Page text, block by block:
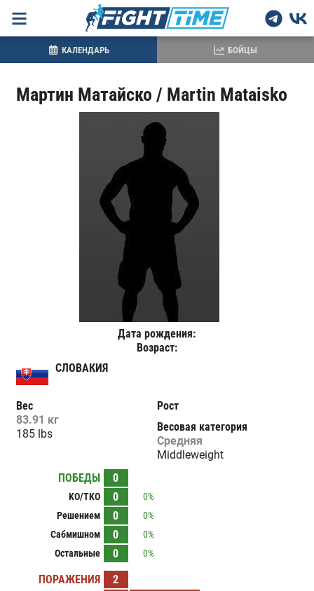
Мартин Матайско / Martin Mataisko
Дата рождения:
Возраст:
СЛОВАКИЯ
Вес
83.91 кг
185 lbs
Рост
Весовая категория
Средняя
Middleweight
ПОБЕДЫ
0
KO/TKO 0
0%
Решением
0
0%
Сабмишном
0
0%
Остальные
0 0%
ПОРАЖЕНИЯ 2
КАЛЕНДАРЬ БОЙЦЫ